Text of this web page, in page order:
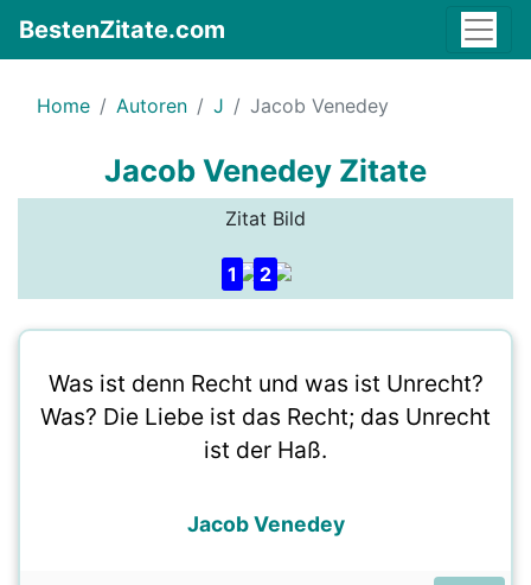
BestenZitate.com
Home Autoren J Jacob Venedey
Jacob Venedey Zitate
Zitat Bild
1 2
Was ist denn Recht und was ist Unrecht?
Was? Die Liebe ist das Recht; das Unrecht
ist der Haß.
Jacob Venedey